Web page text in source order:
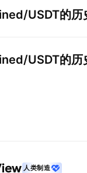
USDT的历
USDT的历
人类制造